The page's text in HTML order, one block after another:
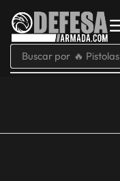
Buscar por 🔥 Pistolas